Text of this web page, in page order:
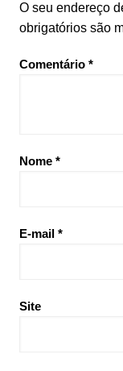
O seu endereço
obrigatórios são
Comentário *
Nome *
E-mail *
Site